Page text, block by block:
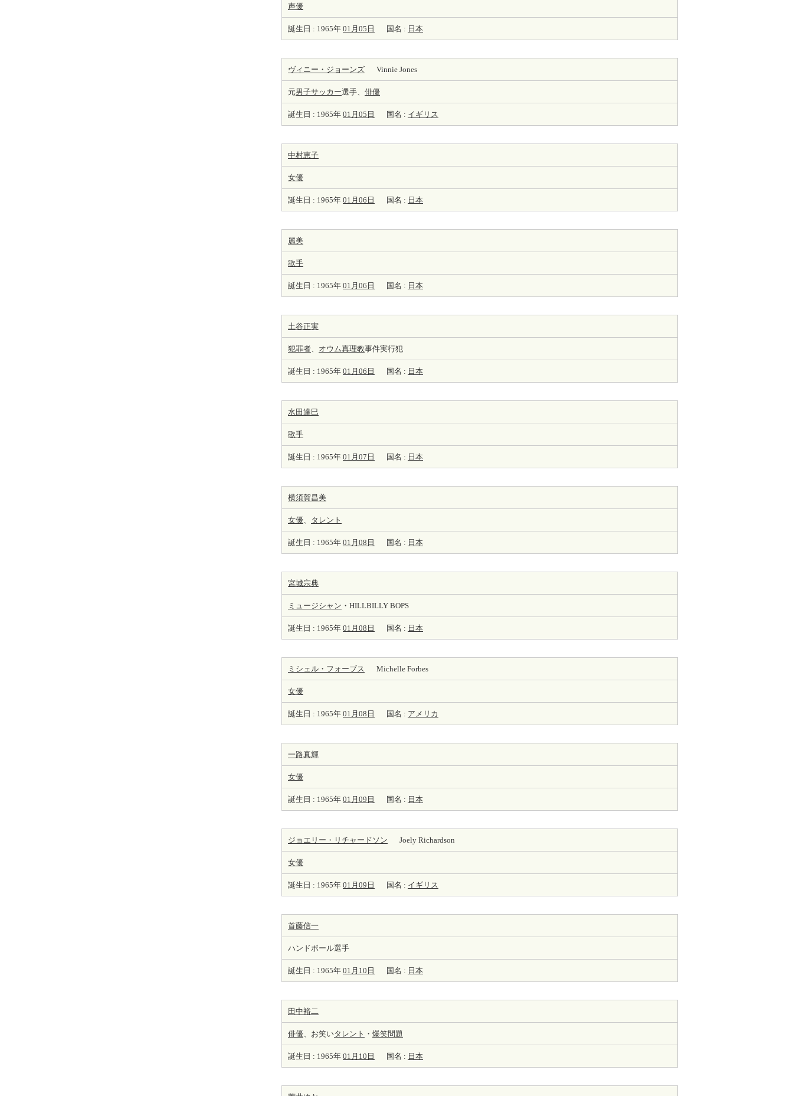
声優
誕生日 : 1965年 01月05日 国名 : 日本
ヴィニー・ジョーンズ Vinnie Jones
元男子サッカー選手、 俳優
誕生日 : 1965年 01月05日 国名 : イギリス
中村恵子
女優
誕生日 : 1965年 01月06日 国名 : 日本
麗美
歌手
誕生日 : 1965年 01月06日 国名 : 日本
土谷正実
犯罪者、 オウム真理教事件実行犯
誕生日 : 1965年 01月06日 国名 : 日本
水田達巳
歌手
誕生日 : 1965年 01月07日 国名 : 日本
横須賀昌美
女優、 タレント
誕生日 : 1965年 01月08日 国名 : 日本
宮城宗典
ミュージシャン ・HILLBILLY BOPS
誕生日 : 1965年 01月08日 国名 : 日本
ミシェル・フォーブス Michelle Forbes
女優
誕生日 : 1965年 01月08日 国名 : アメリカ
一路真輝
女優
誕生日 : 1965年 01月09日 国名 : 日本
ジョエリー・リチャードソン Joely Richardson
女優
誕生日 : 1965年 01月09日 国名 : イギリス
首藤信一
ハンドボール選手
誕生日 : 1965年 01月10日 国名 : 日本
田中裕二
俳優、お笑いタレント ・ 爆笑問題
誕生日 : 1965年 01月10日 国名 : 日本